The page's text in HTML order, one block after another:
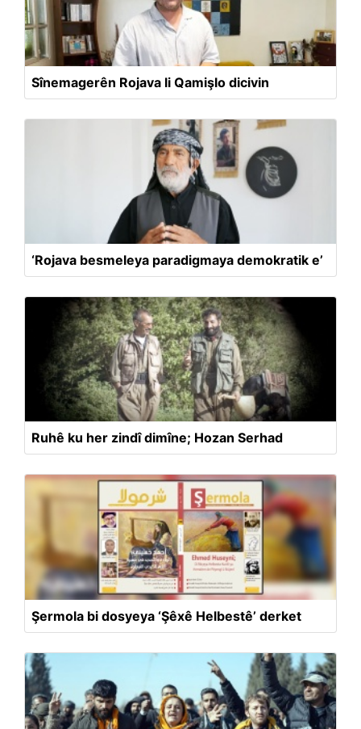
Sînemagerên Rojava li Qamişlo dicivin
‘Rojava besmeleya paradigmaya demokratik e’
Ruhê ku her zindî dimîne; Hozan Serhad
Şermola bi dosyeya ‘Şêxê Helbestê’ derket